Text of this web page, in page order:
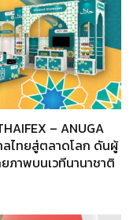
– ANUGA
ลไทยสู่ตลาดโลก ดันผู้
ภาพบนเวทีนานาชาติ